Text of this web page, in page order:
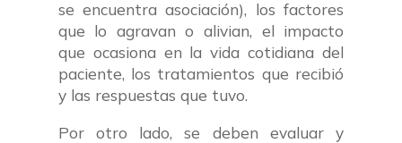
se encuentra asociación), los factores
que lo agravan o alivian, el impacto
que ocasiona en la vida cotidiana del
paciente, los tratamientos que recibió
y las respuestas que tuvo.
Por otro lado, se deben evaluar y